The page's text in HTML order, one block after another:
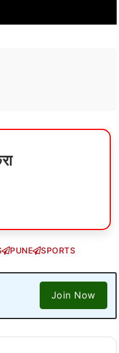
PUNE SPORTS
Join Now